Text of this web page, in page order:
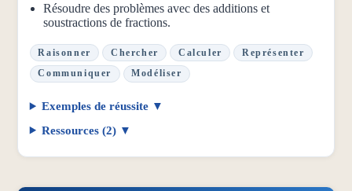
Résoudre des problèmes avec des additions et
soustractions de fractions.
Raisonner Chercher Calculer
Représenter
Communiquer
Modéliser
Exemples de réussite
Ressources (2)